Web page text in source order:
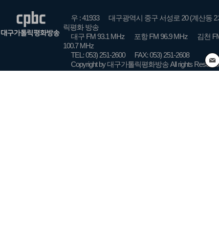
우 : 41933
대구광역시 중구 서성로 20 (계산동 2
릭평화 방송
대구 FM 93.1 MHz
포항 FM 96.9 MHz
김천
100.7 MHz
TEL: 053) 251-2600
FAX: 053) 251-2608
Copyright by 대구가톨릭평화방송 All rights